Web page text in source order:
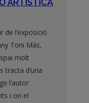
ARTÍSTICA
de l’exposició
Toni Màs,
molt
tracta d’una
l’autor
i on el